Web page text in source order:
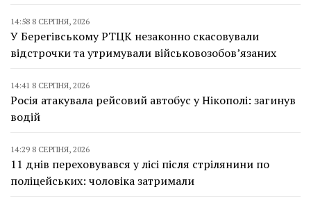
14:58 8 СЕРПНЯ, 2026
У Берегівському РТЦК незаконно скасовували
відстрочки та утримували військовозобов’язаних
14:41 8 СЕРПНЯ, 2026
Росія атакувала рейсовий автобус у Нікополі: загинув
водій
14:29 8 СЕРПНЯ, 2026
11 днів переховувався у лісі після стрілянини по
поліцейських: чоловіка затримали